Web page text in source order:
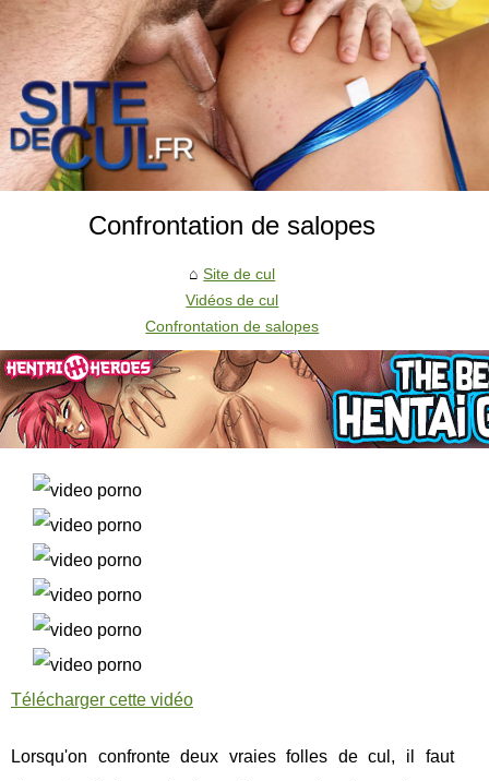
Confrontation de salopes
Site de cul
Vidéos de cul
Confrontation de salopes
Télécharger cette vidéo
Lorsqu'on confronte deux vraies folles de cul, il faut